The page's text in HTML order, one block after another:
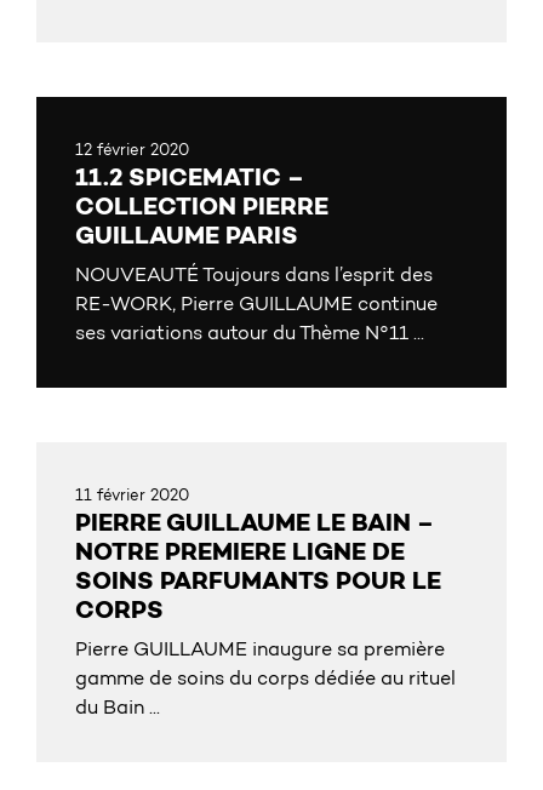
12 février 2020
11.2 SPICEMATIC –
COLLECTION PIERRE
GUILLAUME PARIS
NOUVEAUTÉ Toujours dans l’esprit des
RE-WORK, Pierre GUILLAUME continue
ses variations autour du Thème N°11 ...
11 février 2020
PIERRE GUILLAUME LE BAIN –
NOTRE PREMIERE LIGNE DE
SOINS PARFUMANTS POUR LE
CORPS
Pierre GUILLAUME inaugure sa première
gamme de soins du corps dédiée au rituel
du Bain ...